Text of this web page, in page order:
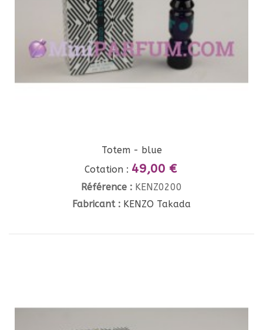
Totem - blue
Cotation : 49,00 €
Référence : KENZ0200
Fabricant : KENZO Takada